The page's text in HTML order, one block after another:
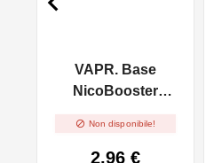
VAPR. Base
NicoBooster
 Non disponibile!
2,96 €